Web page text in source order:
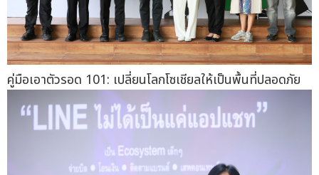
คู่มือเอาตัวรอด 101: เปลี่ยนโลกโซเชียลให้เป็นพื้นที่ปลอดภัย